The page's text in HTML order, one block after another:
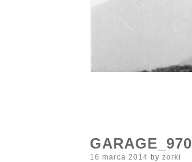
GARAGE_970
Posted
16 marca 2014 by zorki